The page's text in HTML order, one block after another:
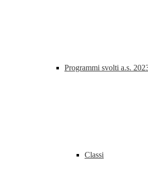
Programmi svolti a.s.
Classi